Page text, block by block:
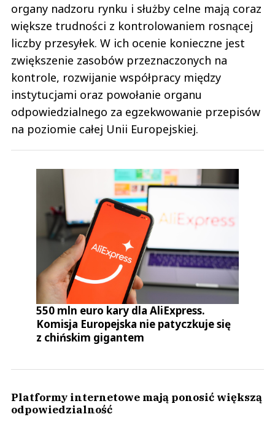
organy nadzoru rynku i służby celne mają coraz
większe trudności z kontrolowaniem rosnącej
liczby przesyłek. W ich ocenie konieczne jest
zwiększenie zasobów przeznaczonych na
kontrole, rozwijanie współpracy między
instytucjami oraz powołanie organu
odpowiedzialnego za egzekwowanie przepisów
na poziomie całej Unii Europejskiej.
550 mln euro kary dla AliExpress.
Komisja Europejska nie patyczkuje się
z chińskim gigantem
Platformy internetowe mają ponosić większą
odpowiedzialność